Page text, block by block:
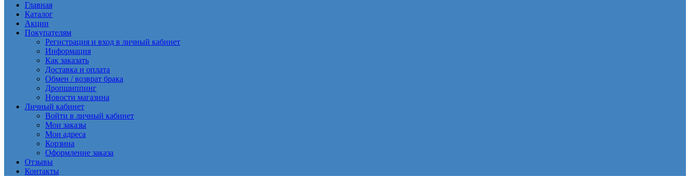
Главная
Каталог
Акции
Покупателям
Регистрация и вход в личный кабинет
Информация
Как заказать
Доставка и оплата
Обмен / возврат брака
Дропшиппинг
Новости магазина
Личный кабинет
Войти в личный кабинет
Мои заказы
Мои адреса
Корзина
Оформление заказа
Отзывы
Контакты